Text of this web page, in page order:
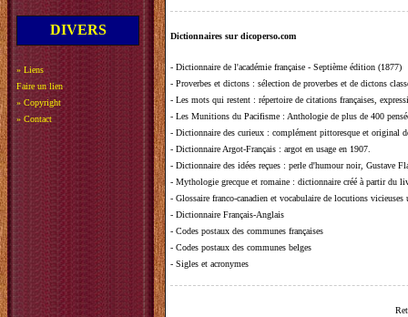
DIVERS
» Liens
Faire un lien
» Copyright
» Contact
Dictionnaires sur dicoperso.com
- Dictionnaire de l'académie française - Septième édition (1877)
- Proverbes et dictons : sélection de proverbes et de dictons
- Les mots qui restent : répertoire de citations françaises,
- Les Munitions du Pacifisme : Anthologie de plus de 400
- Dictionnaire des curieux : complément pittoresque et original
- Dictionnaire Argot-Français : argot en usage en 1907.
- Dictionnaire des idées reçues : perle d'humour noir, Gustave
- Mythologie grecque et romaine : dictionnaire créé à partir du
- Glossaire franco-canadien et vocabulaire de locutions vicieuses
- Dictionnaire Français-Anglais
- Codes postaux des communes françaises
- Codes postaux des communes belges
- Sigles et acronymes